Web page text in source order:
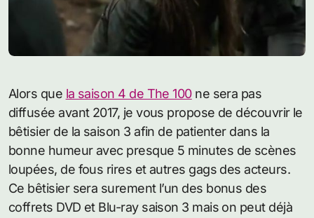
Alors que la saison 4 de The 100ne sera pas
diffusée avant 2017, je vous propose de découvrir le
bêtisier de la saison 3 afin de patienter dans la
bonne humeur avec presque 5 minutes de scènes
loupées, de fous rires et autres gags des acteurs.
Ce bêtisier sera surement l’un des bonus des
coffrets DVD et Blu-ray saison 3 mais on peut déjà